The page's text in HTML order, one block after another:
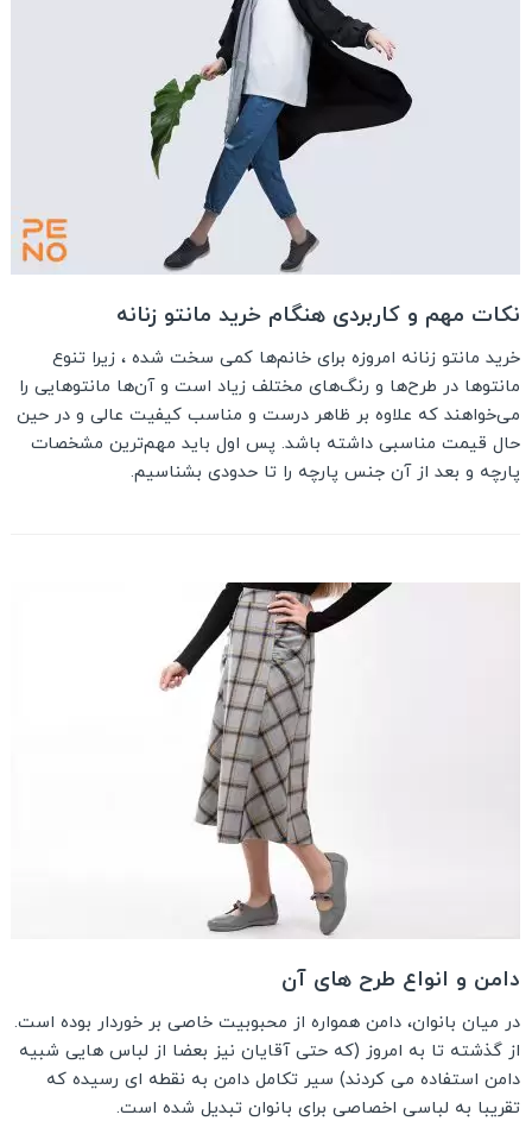
نکات مهم و کاربردی هنگام خرید مانتو زنانه
خرید مانتو زنانه امروزه برای خانم‌ها کمی سخت شده ، زیرا تنوع
مانتوها در طرح‌ها و رنگ‌های مختلف زیاد است و آن‌ها مانتوهایی را
می‌خواهند که علاوه بر ظاهر درست و مناسب کیفیت عالی و در حین
حال قیمت مناسبی داشته باشد. پس اول باید مهم‌ترین مشخصات
پارچه و بعد از آن جنس پارچه را تا حدودی بشناسیم.
دامن و انواع طرح های آن
در میان بانوان، دامن همواره از محبوبیت خاصی بر خوردار بوده است.
از گذشته تا به امروز (که حتی آقایان نیز بعضا از لباس هایی شبیه
دامن استفاده می کردند) سیر تکامل دامن به نقطه ای رسیده که
تقریبا به لباسی اخصاصی برای بانوان تبدیل شده است.